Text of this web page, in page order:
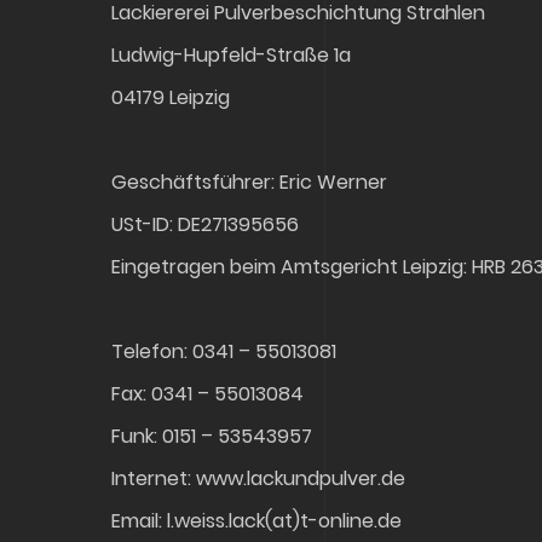
Lackiererei Pulverbeschichtung Strahlen
Ludwig-Hupfeld-Straße 1a
04179 Leipzig
Geschäftsführer: Eric Werner
USt-ID: DE271395656
Eingetragen beim Amtsgericht Leipzig: HRB
Telefon: 0341 – 55013081
Fax: 0341 – 55013084
Funk: 0151 – 53543957
Internet: www.lackundpulver.de
Email: l.weiss.lack(at)t-online.de